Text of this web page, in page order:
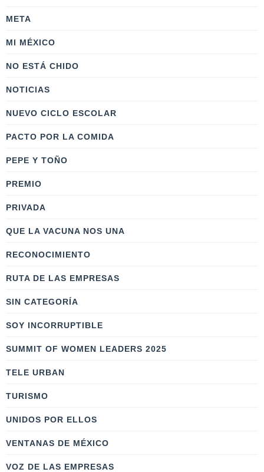
META
MI MÉXICO
NO ESTÁ CHIDO
NOTICIAS
NUEVO CICLO ESCOLAR
PACTO POR LA COMIDA
PEPE Y TOÑO
PREMIO
PRIVADA
QUE LA VACUNA NOS UNA
RECONOCIMIENTO
RUTA DE LAS EMPRESAS
SIN CATEGORÍA
SOY INCORRUPTIBLE
SUMMIT OF WOMEN LEADERS 2025
TELE URBAN
TURISMO
UNIDOS POR ELLOS
VENTANAS DE MÉXICO
VOZ DE LAS EMPRESAS